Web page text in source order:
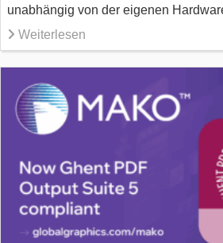
unabhängig von der eigenen
Weiterlesen